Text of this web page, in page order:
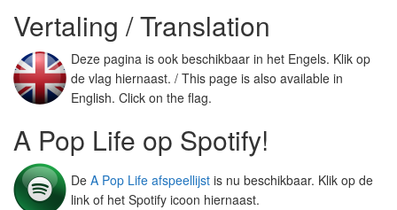
Vertaling / Translation
Deze pagina is ook beschikbaar in het Engels. Klik op
de vlag hiernaast. / This page is also available in
English. Click on the flag.
A Pop Life op Spotify!
De A Pop Life afspeellijst is nu beschikbaar. Klik op de
link of het Spotify icoon hiernaast.